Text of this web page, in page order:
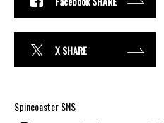
X SHARE
Spincoaster SNS